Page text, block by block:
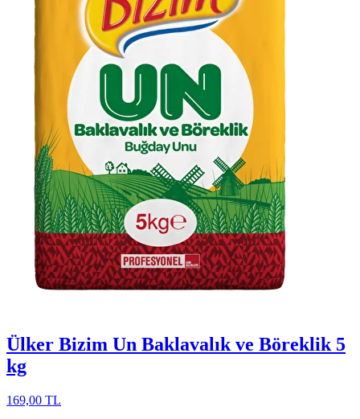
Ülker Bizim Un Baklavalık ve Böreklik 5
kg
169,00 TL